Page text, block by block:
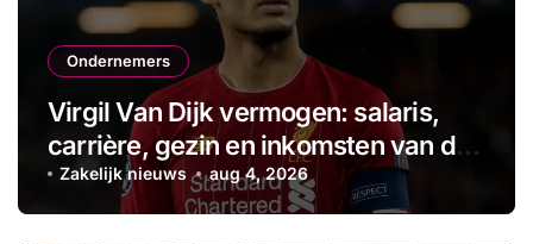
Ondernemers
Virgil Van Dijk vermogen: salaris,
carrière, gezin en inkomsten van de
aanvoerder
Zakelijk nieuws aug 4, 2026